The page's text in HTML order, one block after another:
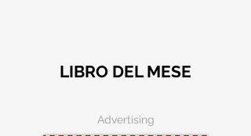
LIBRO DEL MESE
Advertising